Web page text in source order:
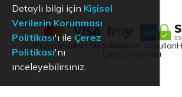
Aydınlatma Metni Kullanım Koşulları
Çerez Politikası
Detaylı bilgi için Kişisel
Verilerin Korunması
Politikası'ı ile Çerez
Politikası'nı
inceleyebilirsiniz.